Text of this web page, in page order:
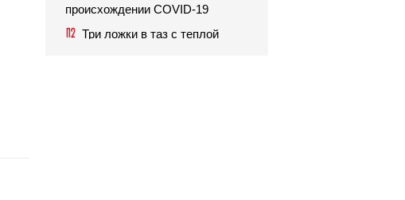
происхождении COVID-19
Три ложки в таз с теплой